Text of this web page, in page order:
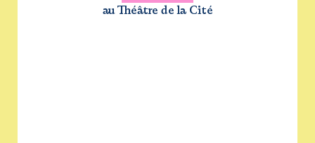
au Théâtre de la Cité